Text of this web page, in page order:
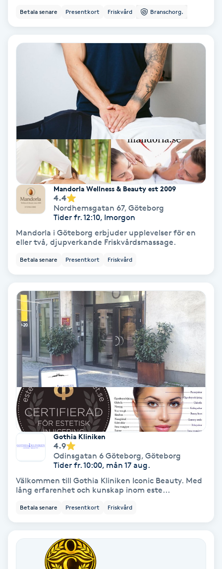
Sjukgymnastik
Sklerosering
Skoinlägg
Skägg
Skäggfärgning
Skäggklippning
Skönhet
Slingor
Sockring
Spa manikyr & pedikyr
Spa-manikyr
Spa-pedikyr
Spraytan
Sugaring
Betala senare Presentkort Friskvård Branschorg.
Mandorla Wellness & Beauty est 2009
4.4
Nordhemsgatan 67, Göteborg
Tider fr. 12:10, Imorgon
Mandorla i Göteborg erbjuder upplevelser för en
eller två, djupverkande Friskvårdsmassage.
Betala senare Presentkort Friskvård
Gothia Kliniken
4.9
Odinsgatan 6 Göteborg, Göteborg
Tider fr. 10:00, mån 17 aug.
Välkommen till Gothia Kliniken Iconic Beauty. Med
lång erfarenhet och kunskap inom este...
Betala senare Presentkort Friskvård